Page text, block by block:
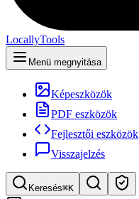
LocallyTools
Menü megnyitása
Képeszközök
PDF eszközök
Fejlesztői eszközök
Visszajelzés
Keresés⌘K